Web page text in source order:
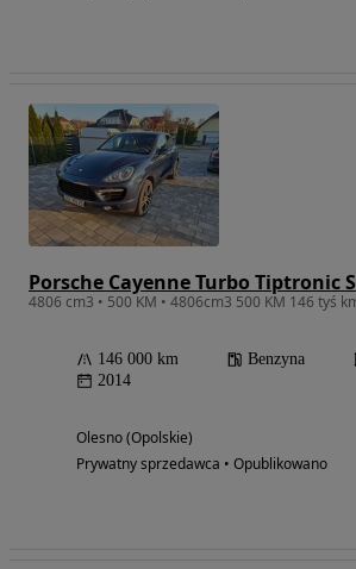
Porsche Cayenne Turbo Tiptronic S
146 000 km Benzyna
2014
Olesno (Opolskie)
Prywatny sprzedawca • Opublikowano